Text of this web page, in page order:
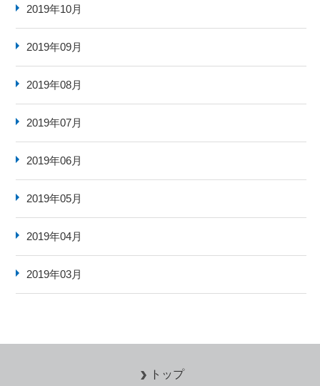
2019年10月
2019年09月
2019年08月
2019年07月
2019年06月
2019年05月
2019年04月
2019年03月
トップ